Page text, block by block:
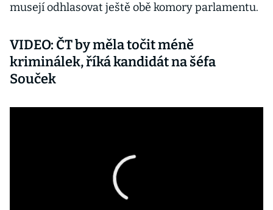
musejí odhlasovat ještě obě komory parlamentu.
VIDEO: ČT by měla točit méně
kriminálek, říká kandidát na šéfa
Souček